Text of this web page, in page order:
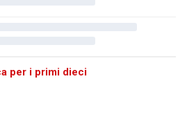
per i primi dieci